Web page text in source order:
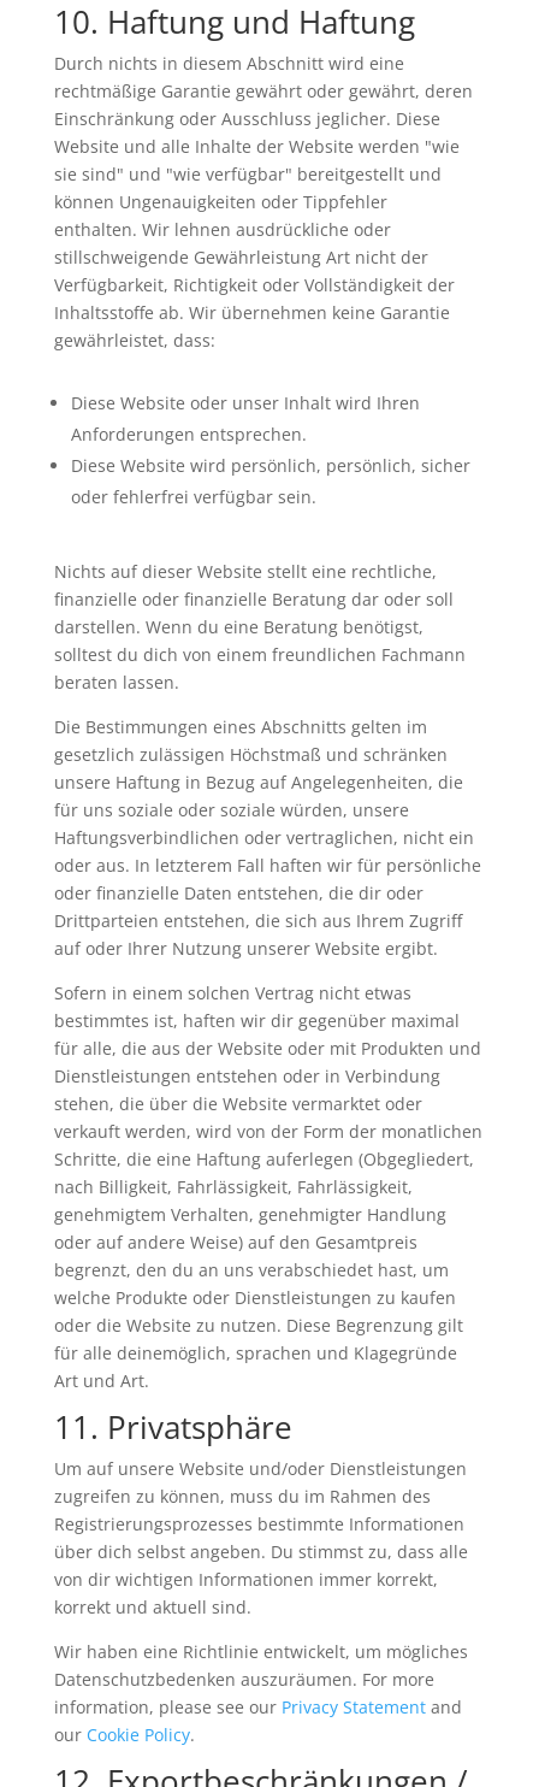
10. Haftung und Haftung
Durch nichts in diesem Abschnitt wird eine
rechtmäßige Garantie gewährt oder gewährt, deren
Einschränkung oder Ausschluss jeglicher. Diese
Website und alle Inhalte der Website werden "wie
sie sind" und "wie verfügbar" bereitgestellt und
können Ungenauigkeiten oder Tippfehler
enthalten. Wir lehnen ausdrückliche oder
stillschweigende Gewährleistung Art nicht der
Verfügbarkeit, Richtigkeit oder Vollständigkeit der
Inhaltsstoffe ab. Wir übernehmen keine Garantie
gewährleistet, dass:
Diese Website oder unser Inhalt wird Ihren
Anforderungen entsprechen.
Diese Website wird persönlich, persönlich, sicher
oder fehlerfrei verfügbar sein.
Nichts auf dieser Website stellt eine rechtliche,
finanzielle oder finanzielle Beratung dar oder soll
darstellen. Wenn du eine Beratung benötigst,
solltest du dich von einem freundlichen Fachmann
beraten lassen.
Die Bestimmungen eines Abschnitts gelten im
gesetzlich zulässigen Höchstmaß und schränken
unsere Haftung in Bezug auf Angelegenheiten, die
für uns soziale oder soziale würden, unsere
Haftungsverbindlichen oder vertraglichen, nicht ein
oder aus. In letzterem Fall haften wir für persönliche
oder finanzielle Daten entstehen, die dir oder
Drittparteien entstehen, die sich aus Ihrem Zugriff
auf oder Ihrer Nutzung unserer Website ergibt.
Sofern in einem solchen Vertrag nicht etwas
bestimmtes ist, haften wir dir gegenüber maximal
für alle, die aus der Website oder mit Produkten und
Dienstleistungen entstehen oder in Verbindung
stehen, die über die Website vermarktet oder
verkauft werden, wird von der Form der monatlichen
Schritte, die eine Haftung auferlegen (Obgegliedert,
nach Billigkeit, Fahrlässigkeit, Fahrlässigkeit,
genehmigtem Verhalten, genehmigter Handlung
oder auf andere Weise) auf den Gesamtpreis
begrenzt, den du an uns verabschiedet hast, um
welche Produkte oder Dienstleistungen zu kaufen
oder die Website zu nutzen. Diese Begrenzung gilt
für alle deinemöglich, sprachen und Klagegründe
Art und Art.
11. Privatsphäre
Um auf unsere Website und/oder Dienstleistungen
zugreifen zu können, muss du im Rahmen des
Registrierungsprozesses bestimmte Informationen
über dich selbst angeben. Du stimmst zu, dass alle
von dir wichtigen Informationen immer korrekt,
korrekt und aktuell sind.
Wir haben eine Richtlinie entwickelt, um mögliches
Datenschutzbedenken auszuräumen. For more
information, please see our Privacy Statementand
our Cookie Policy.